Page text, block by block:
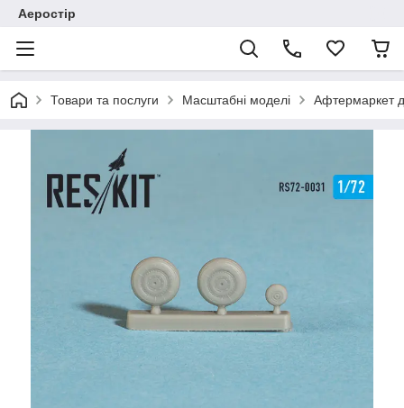
Аеростір
Товари та послуги Масштабні моделі Афтермаркет